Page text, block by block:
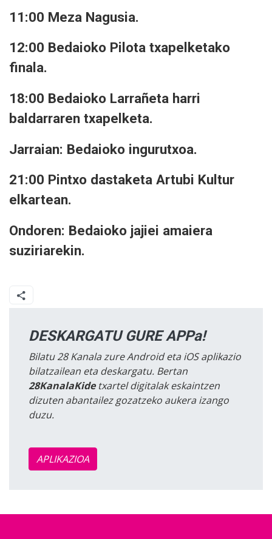
11:00 Meza Nagusia.
12:00 Bedaioko Pilota txapelketako
finala.
18:00 Bedaioko Larrañeta harri
baldarraren txapelketa.
Jarraian: Bedaioko ingurutxoa.
21:00 Pintxo dastaketa Artubi Kultur
elkartean.
Ondoren: Bedaioko jajiei amaiera
suziriarekin.
DESKARGATU GURE APPa!
Bilatu 28 Kanala zure Android eta iOS aplikazio
bilatzailean eta deskargatu. Bertan
28KanalaKidetxartel digitalak eskaintzen
dizuten abantailez gozatzeko aukera izango
duzu.
APLIKAZIOA